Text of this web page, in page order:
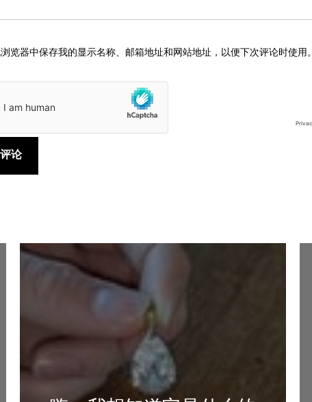
览器中保存我的显示名称、邮箱地址和网站地址，以便下次评论时使用。